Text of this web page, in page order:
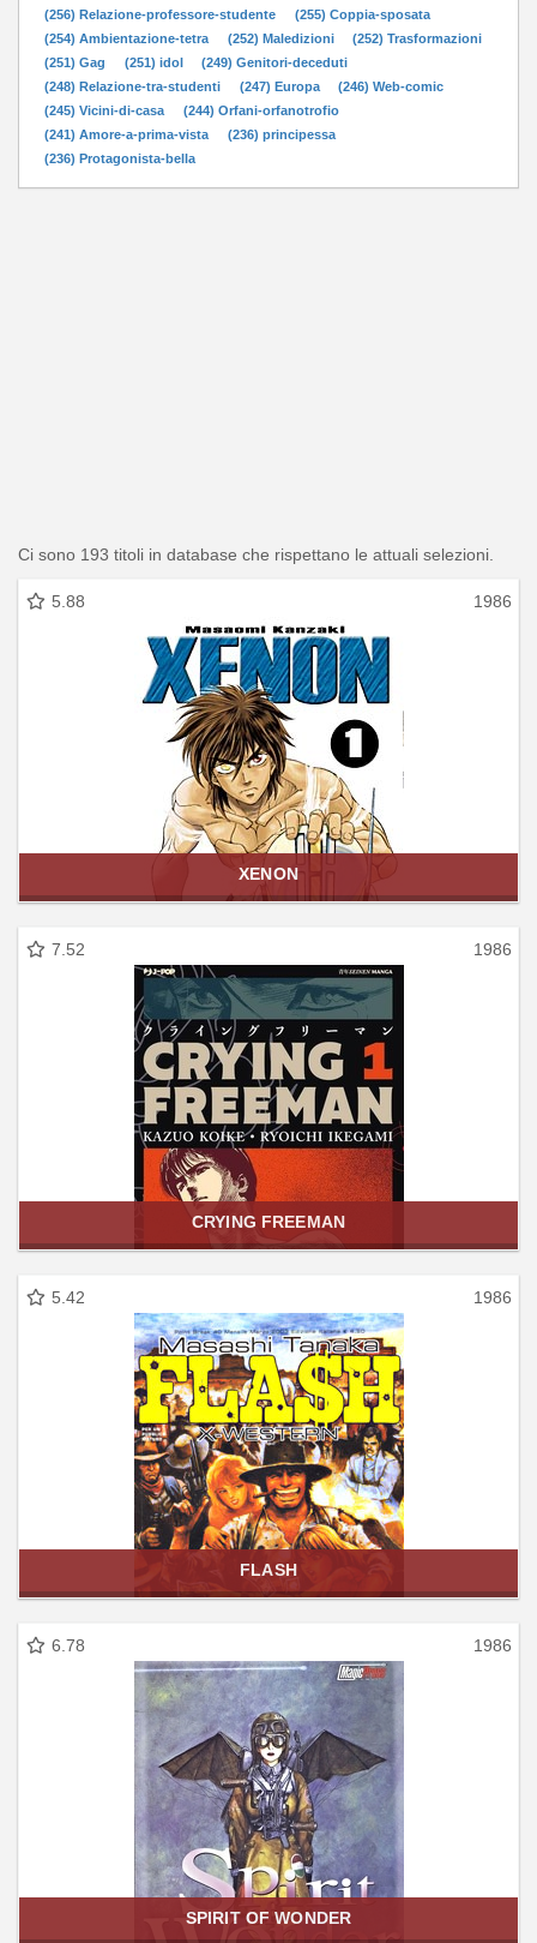
(256) Relazione-professore-studente
(255) Coppia-sposata
(254) Ambientazione-tetra
(252) Maledizioni
(252) Trasformazioni
(251) Gag
(251) idol
(249) Genitori-deceduti
(248) Relazione-tra-studenti
(247) Europa
(246) Web-comic
(245) Vicini-di-casa
(244) Orfani-orfanotrofio
(241) Amore-a-prima-vista
(236) principessa
(236) Protagonista-bella
Ci sono 193 titoli in database che rispettano le attuali selezioni.
5.88 1986
XENON
7.52 1986
CRYING FREEMAN
5.42 1986
FLASH
6.78 1986
SPIRIT OF WONDER